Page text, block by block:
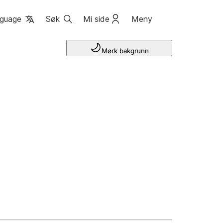
Søk Mi side Meny
Mørk bakgrunn